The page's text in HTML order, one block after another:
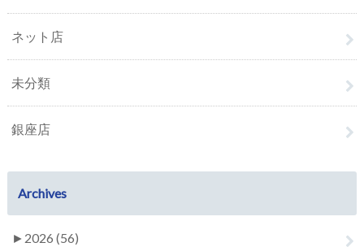
ネット店
未分類
銀座店
Archives
► 2026 (56)